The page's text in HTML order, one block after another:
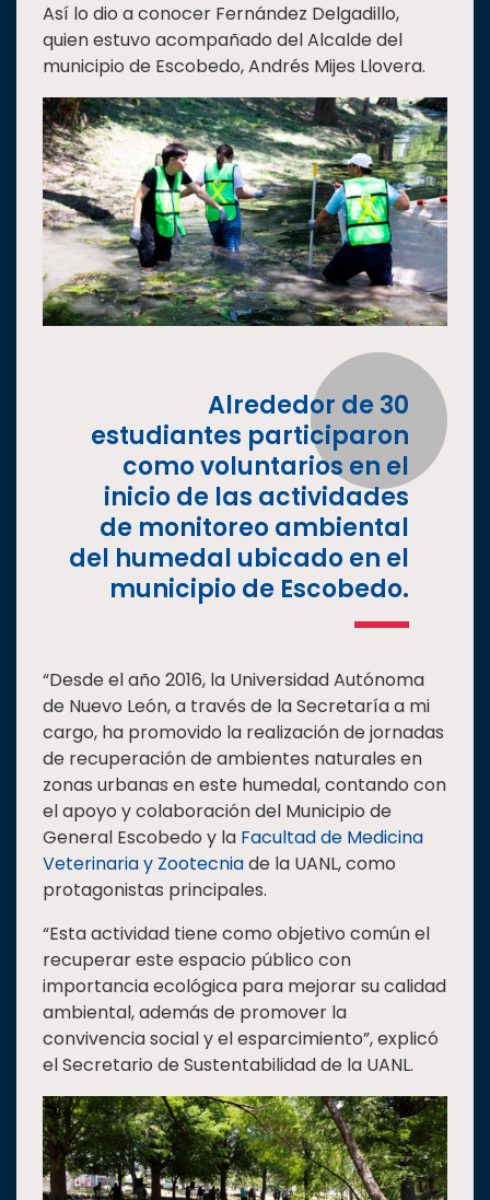
Así lo dio a conocer Fernández Delgadillo,
quien estuvo acompañado del Alcalde del
municipio de Escobedo, Andrés Mijes Llovera.
Alrededor de 30
estudiantes participaron
como voluntarios en el
inicio de las actividades
de monitoreo ambiental
del humedal ubicado en el
municipio de Escobedo.
“Desde el año 2016, la Universidad Autónoma
de Nuevo León, a través de la Secretaría a mi
cargo, ha promovido la realización de jornadas
de recuperación de ambientes naturales en
zonas urbanas en este humedal, contando con
el apoyo y colaboración del Municipio de
General Escobedo y la Facultad de Medicina
Veterinaria y Zootecniade la UANL, como
protagonistas principales.
“Esta actividad tiene como objetivo común el
recuperar este espacio público con
importancia ecológica para mejorar su calidad
ambiental, además de promover la
convivencia social y el esparcimiento”, explicó
el Secretario de Sustentabilidad de la UANL.